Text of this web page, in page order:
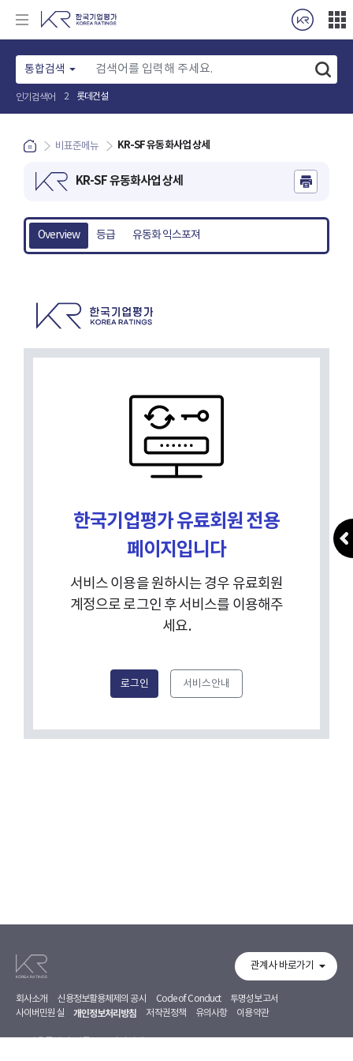
통합검색
인기검색어 2 롯데건설
비표준메뉴 KR-SF 유동화사업 상세
KR-SF 유동화사업 상세
Overview 등급 유동화 익스포져
한국기업평가 유료회원 전용
페이지입니다
서비스 이용을 원하시는 경우 유료회원
계정으로 로그인 후 서비스를 이용해주
세요.
로그인 서비스안내
회사소개 신용정보활용체제의 공시 Code of Conduct
투명성보고서
사이버민원실
개인정보처리방침 저작권정책 유의사항 이용약관
관계사 바로가기